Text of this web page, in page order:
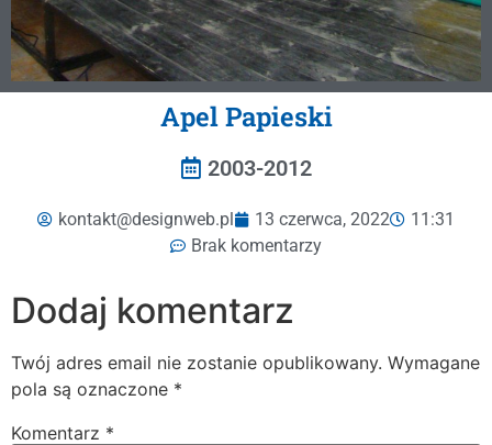
Apel Papieski
2003-2012
kontakt@designweb.pl 13 czerwca, 2022
11:31
Brak komentarzy
Dodaj komentarz
Twój adres email nie zostanie opublikowany. Wymagane
pola są oznaczone *
Komentarz *